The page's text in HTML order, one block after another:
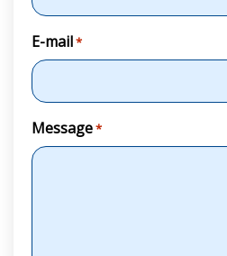
E-mail*
Message*